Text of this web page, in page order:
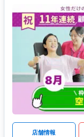
店舗情報